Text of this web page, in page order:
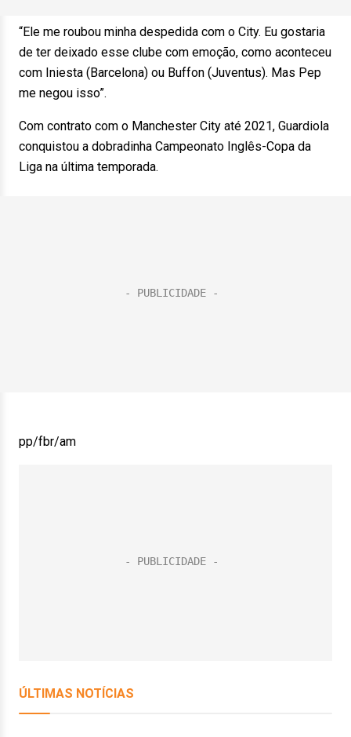
“Ele me roubou minha despedida com o City. Eu gostaria
de ter deixado esse clube com emoção, como aconteceu
com Iniesta (Barcelona) ou Buffon (Juventus). Mas Pep
me negou isso”.
Com contrato com o Manchester City até 2021, Guardiola
conquistou a dobradinha Campeonato Inglês-Copa da
Liga na última temporada.
pp/fbr/am